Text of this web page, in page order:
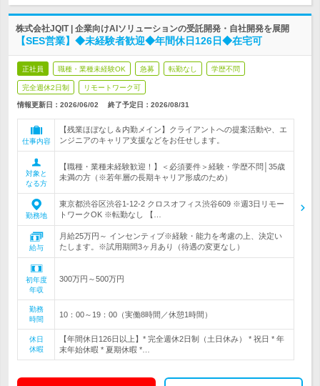
株式会社JQIT | 企業向けAIソリューションの受託開発・自社開発を展開
【SES営業】◆未経験者歓迎◆年間休日126日◆在宅可
正社員 職種・業種未経験OK 急募 転勤なし 学歴不問
完全週休2日制 リモートワーク可
情報更新日：2026/06/02 終了予定日： 2026/08/31
仕事内容
【残業ほぼなし＆内勤メイン】クライアントへの提案活動や、エ
ンジニアのキャリア支援などをお任せします。
対象と
なる方
【職種・業種未経験歓迎！】＜必須要件＞経験・学歴不問│35歳
未満の方（※若年層の長期キャリア形成のため）
勤務地
東京都渋谷区渋谷1-12-2 クロスオフィス渋谷609 ※週3日リモー
トワークOK ※転勤なし 【…
給与
月給25万円～ インセンティブ※経験・能力を考慮の上、決定い
たします。※試用期間3ヶ月あり（待遇の変更なし）
初年度
年収
300万円～500万円
勤務
時間
10：00～19：00（実働8時間／休憩1時間）
休日
休暇
【年間休日126日以上】* 完全週休2日制（土日休み） * 祝日 * 年
末年始休暇 * 夏期休暇 *…